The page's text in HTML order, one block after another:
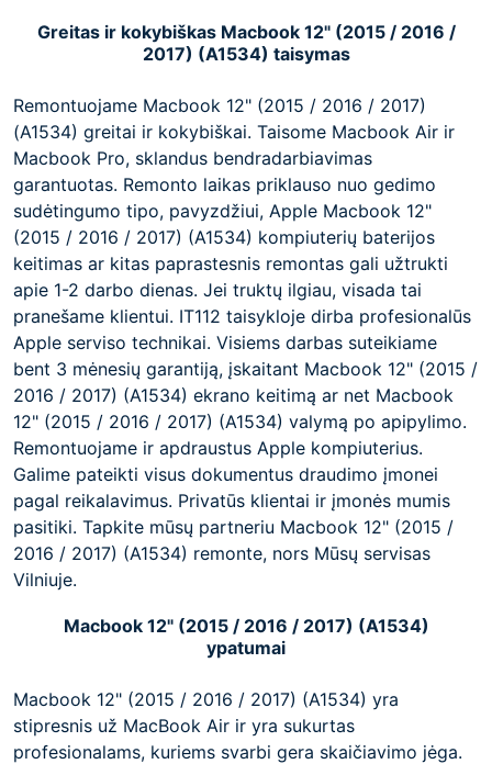
Greitas ir kokybiškas Macbook 12" (2015 / 2016 /
2017) (A1534) taisymas
Remontuojame Macbook 12" (2015 / 2016 / 2017)
(A1534) greitai ir kokybiškai. Taisome Macbook Air ir
Macbook Pro, sklandus bendradarbiavimas
garantuotas. Remonto laikas priklauso nuo gedimo
sudėtingumo tipo, pavyzdžiui, Apple Macbook 12"
(2015 / 2016 / 2017) (A1534) kompiuterių baterijos
keitimas ar kitas paprastesnis remontas gali užtrukti
apie 1-2 darbo dienas. Jei truktų ilgiau, visada tai
pranešame klientui. IT112 taisykloje dirba profesionalūs
Apple serviso technikai. Visiems darbas suteikiame
bent 3 mėnesių garantiją, įskaitant Macbook 12" (2015 /
2016 / 2017) (A1534) ekrano keitimą ar net Macbook
12" (2015 / 2016 / 2017) (A1534) valymą po apipylimo.
Remontuojame ir apdraustus Apple kompiuterius.
Galime pateikti visus dokumentus draudimo įmonei
pagal reikalavimus. Privatūs klientai ir įmonės mumis
pasitiki. Tapkite mūsų partneriu Macbook 12" (2015 /
2016 / 2017) (A1534) remonte, nors Mūsų servisas
Vilniuje.
Macbook 12" (2015 / 2016 / 2017) (A1534)
ypatumai
Macbook 12" (2015 / 2016 / 2017) (A1534) yra
stipresnis už MacBook Air ir yra sukurtas
profesionalams, kuriems svarbi gera skaičiavimo jėga.